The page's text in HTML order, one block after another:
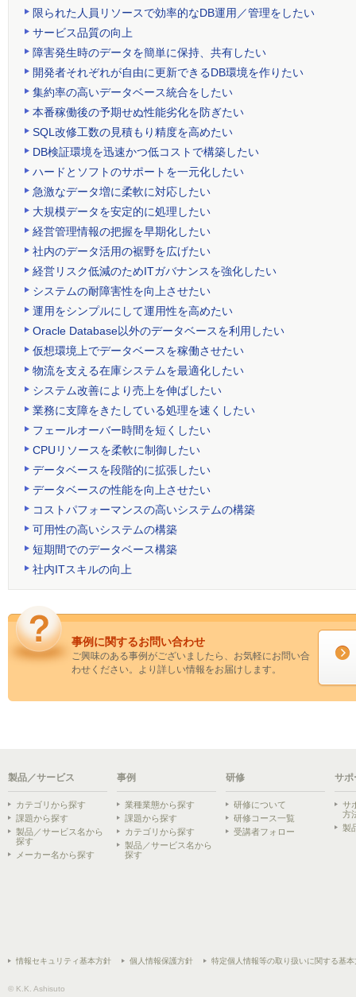
限られた人員リソースで効率的なDB運用／管理をしたい
サービス品質の向上
障害発生時のデータを簡単に保持、共有したい
開発者それぞれが自由に更新できるDB環境を作りたい
集約率の高いデータベース統合をしたい
本番稼働後の予期せぬ性能劣化を防ぎたい
SQL改修工数の見積もり精度を高めたい
DB検証環境を迅速かつ低コストで構築したい
ハードとソフトのサポートを一元化したい
急激なデータ増に柔軟に対応したい
大規模データを安定的に処理したい
経営管理情報の把握を早期化したい
社内のデータ活用の裾野を広げたい
経営リスク低減のためITガバナンスを強化したい
システムの耐障害性を向上させたい
運用をシンプルにして運用性を高めたい
Oracle Database以外のデータベースを利用したい
仮想環境上でデータベースを稼働させたい
物流を支える在庫システムを最適化したい
システム改善により売上を伸ばしたい
業務に支障をきたしている処理を速くしたい
フェールオーバー時間を短くしたい
CPUリソースを柔軟に制御したい
データベースを段階的に拡張したい
データベースの性能を向上させたい
コストパフォーマンスの高いシステムの構築
可用性の高いシステムの構築
短期間でのデータベース構築
社内ITスキルの向上
事例に関するお問い合わせ
ご興味のある事例がございましたら、お気軽にお問い合
わせください。より詳しい情報をお届けします。
製品／サービス
カテゴリから探す
課題から探す
製品／サービス名から
探す
メーカー名から探す
事例
業種業態から探す
課題から探す
カテゴリから探す
製品／サービス名から
探す
研修
研修について
研修コース一覧
受講者フォロー
サポ
サ
方
製
情報セキュリティ基本方針 個人情報保護方針 特定個人情報等の取り扱いに関する基本
© K.K. Ashisuto